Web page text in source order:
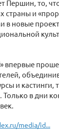
Першин, то,
страны и
в новые
впервые
и
Только в дни
media/id...